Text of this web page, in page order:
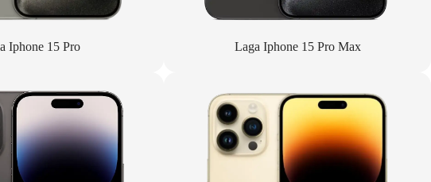
Iphone 15 Pro Laga Iphone 15 Pro Max